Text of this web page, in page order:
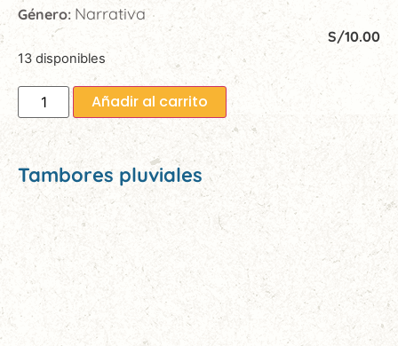
Género: Narrativa
S/10.00
13 disponibles
Añadir al carrito
Tambores pluviales